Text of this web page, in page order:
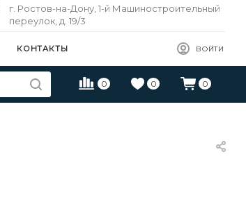
г. Ростов-на-Дону, 1-й Машиностроительный
переулок, д. 19/3
ВОЙТИ
КОНТАКТЫ
0 0 0